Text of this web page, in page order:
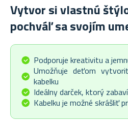
Vytvor si vlastnú
pochváľ sa svojím
Podporuje kreativitu a
Umožňuje deťom
kabelku
Ideálny darček, ktorý
Kabelku je možné skrášliť